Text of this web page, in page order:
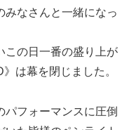
みなさんと一緒になっ
この日一番の盛り上が
は幕を閉じました。
パフォーマンスに圧倒